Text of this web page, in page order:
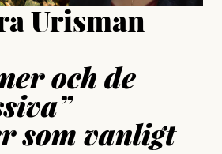
Urisman
och de
som vanligt